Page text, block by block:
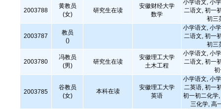
2003788
黄教员
(女)
研究生在读
安徽财经大学
数学
小学语文, 小
二语文, 初一
初三
2003787
教员
()
小学语文, 小
二语文, 初一
初三
2003780
冯教员
(男)
研究生在读
安徽理工大学
土木工程
小学语文, 小
二语文, 初一
2003785
谷教员
(女)
本科在读
安徽理工大学
英语
小学语文, 小
二英语, 初一
初一初二化学
三化学, 高